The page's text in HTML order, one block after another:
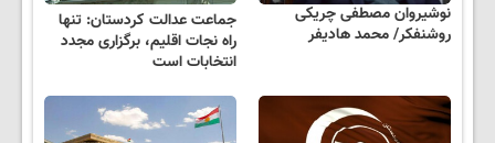
نوشیروان مصطفی چریکی
روشنفکر/ محمد هادیفر
جماعت عدالت کردستان: تنها
راه نجات اقلیم، برگزاری مجدد
انتخابات است